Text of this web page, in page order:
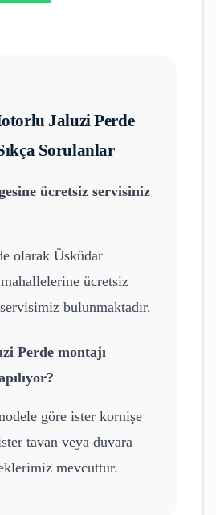
Jaluzi Perde
Sorulanlar
ücretsiz servisiniz
olarak Üsküdar
ücretsiz
bulunmaktadır.
Perde montajı
göre ister kornişe
tavan veya duvara
mevcuttur.